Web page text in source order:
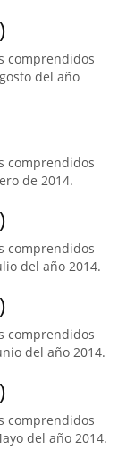
comprendidos
del año
comprendidos
de 2014.
comprendidos
del año 2014.
comprendidos
del año 2014.
comprendidos
del año 2014.